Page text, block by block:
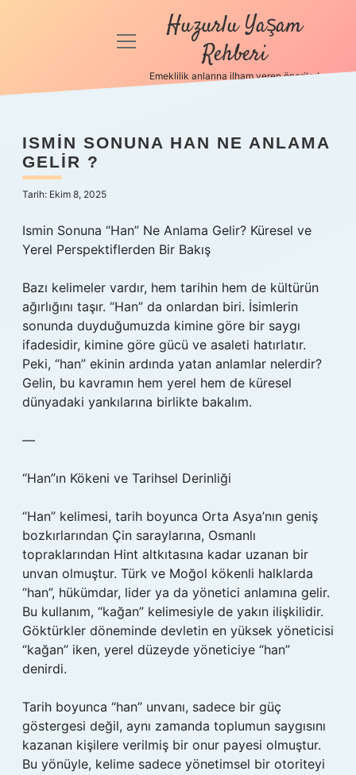
Anasayfa
Politikası
Yasal Uyarı
menüyü
Huzurlu Yaşam
Rehberi
Emeklilik anlarına ilham veren öneriler!
ISMIN SONUNA HAN NE ANLAMA
GELIR ?
Tarih: Ekim 8, 2025
Ismin Sonuna “Han” Ne Anlama Gelir? Küresel ve
Yerel Perspektiflerden Bir Bakış
Bazı kelimeler vardır, hem tarihin hem de kültürün
ağırlığını taşır. “Han” da onlardan biri. İsimlerin
sonunda duyduğumuzda kimine göre bir saygı
ifadesidir, kimine göre gücü ve asaleti hatırlatır.
Peki, “han” ekinin ardında yatan anlamlar nelerdir?
Gelin, bu kavramın hem yerel hem de küresel
dünyadaki yankılarına birlikte bakalım.
—
“Han”ın Kökeni ve Tarihsel Derinliği
“Han” kelimesi, tarih boyunca Orta Asya’nın geniş
bozkırlarından Çin saraylarına, Osmanlı
topraklarından Hint altkıtasına kadar uzanan bir
unvan olmuştur. Türk ve Moğol kökenli halklarda
“han”, hükümdar, lider ya da yönetici anlamına gelir.
Bu kullanım, “kağan” kelimesiyle de yakın ilişkilidir.
Göktürkler döneminde devletin en yüksek yöneticisi
“kağan” iken, yerel düzeyde yöneticiye “han”
denirdi.
Tarih boyunca “han” unvanı, sadece bir güç
göstergesi değil, aynı zamanda toplumun saygısını
kazanan kişilere verilmiş bir onur payesi olmuştur.
Bu yönüyle, kelime sadece yönetimsel bir otoriteyi